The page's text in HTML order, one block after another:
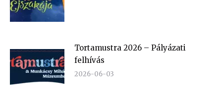
Tortamustra 2026 – Pályázati
felhívás
2026-06-03